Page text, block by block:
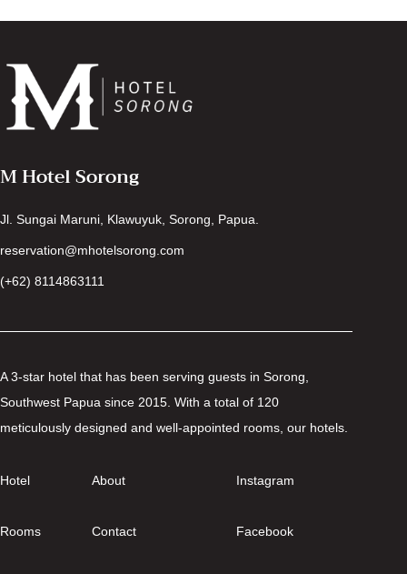
M Hotel Sorong
Jl. Sungai Maruni, Klawuyuk, Sorong, Papua.
reservation@mhotelsorong.com
(+62) 8114863111
A 3-star hotel that has been serving guests in Sorong,
Southwest Papua since 2015. With a total of 120
meticulously designed and well-appointed rooms, our hotels.
Hotel
Rooms
About
Contact
Instagram
Facebook